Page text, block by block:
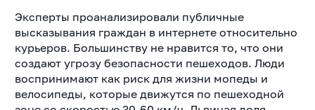
Эксперты проанализировали публичные
высказывания граждан в интернете относительно
курьеров. Большинству не нравится то, что они
создают угрозу безопасности пешеходов. Люди
воспринимают как риск для жизни мопеды и
велосипеды, которые движутся по пешеходной